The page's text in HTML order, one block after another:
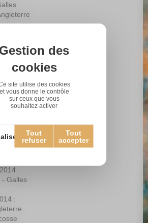
:
:
:
Irlande
:
:
- Galles
:
Gestion des
cookies
site utilise des cookies
et vous donne le contrôle
sur ceux que vous
souhaitez activer
Tout
accepter
Tout
refuser